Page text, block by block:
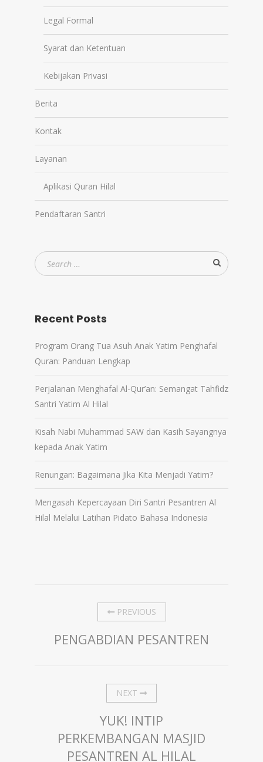
Legal Formal
Syarat dan Ketentuan
Kebijakan Privasi
Berita
Kontak
Layanan
Aplikasi Quran Hilal
Pendaftaran Santri
Recent Posts
Program Orang Tua Asuh Anak Yatim Penghafal
Quran: Panduan Lengkap
Perjalanan Menghafal Al-Qur’an: Semangat Tahfidz
Santri Yatim Al Hilal
Kisah Nabi Muhammad SAW dan Kasih Sayangnya
kepada Anak Yatim
Renungan: Bagaimana Jika Kita Menjadi Yatim?
Mengasah Kepercayaan Diri Santri Pesantren Al
Hilal Melalui Latihan Pidato Bahasa Indonesia
PREVIOUS
PENGABDIAN PESANTREN
NEXT
YUK! INTIP
PERKEMBANGAN MASJID
PESANTREN AL HILAL